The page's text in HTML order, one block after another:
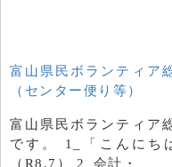
富山県民ボランティア
（センター便り等）
富山県民ボランティア
です。 1_「こんにち
（R8.7） 2_会計・